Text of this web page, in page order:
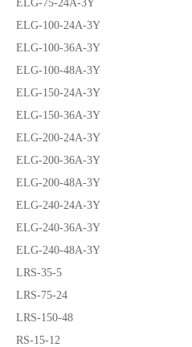
ELG-75-24A-3Y
ELG-100-24A-3Y
ELG-100-36A-3Y
ELG-100-48A-3Y
ELG-150-24A-3Y
ELG-150-36A-3Y
ELG-200-24A-3Y
ELG-200-36A-3Y
ELG-200-48A-3Y
ELG-240-24A-3Y
ELG-240-36A-3Y
ELG-240-48A-3Y
LRS-35-5
LRS-75-24
LRS-150-48
RS-15-12